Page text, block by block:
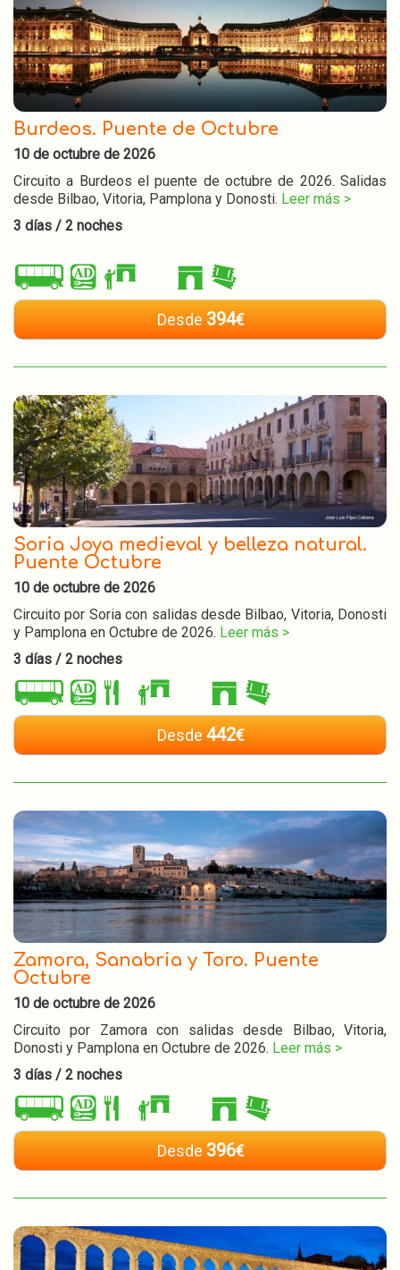
Burdeos. Puente de Octubre
10 de octubre de 2026
Circuito a Burdeos el puente de octubre de 2026. Salidas
desde Bilbao, Vitoria, Pamplona y Donosti. Leer más >
3 días / 2 noches
Desde 394€
Soria Joya medieval y belleza natural.
Puente Octubre
10 de octubre de 2026
Circuito por Soria con salidas desde Bilbao, Vitoria, Donosti
y Pamplona en Octubre de 2026. Leer más >
3 días / 2 noches
Desde 442€
Zamora, Sanabria y Toro. Puente
Octubre
10 de octubre de 2026
Circuito por Zamora con salidas desde Bilbao, Vitoria,
Donosti y Pamplona en Octubre de 2026. Leer más >
3 días / 2 noches
Desde 396€